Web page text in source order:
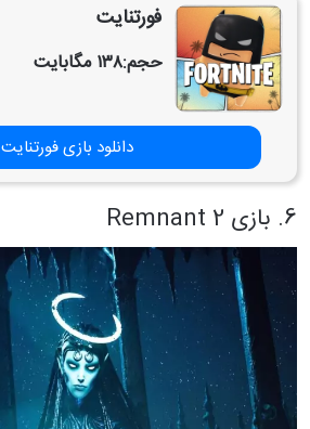
‏‏‏‏‏‏فورتنایت
حجم:۱۳۸ مگابایت
دانلود بازی فورتنایت
6. بازی Remnant 2